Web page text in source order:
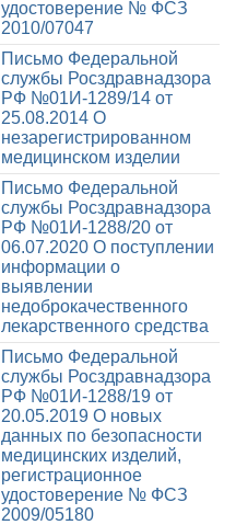
удостоверение № ФСЗ
2010/07047
Письмо Федеральной
службы Росздравнадзора
РФ №01И-1289/14 от
25.08.2014 О
незарегистрированном
медицинском изделии
Письмо Федеральной
службы Росздравнадзора
РФ №01И-1288/20 от
06.07.2020 О поступлении
информации о
выявлении
недоброкачественного
лекарственного средства
Письмо Федеральной
службы Росздравнадзора
РФ №01И-1288/19 от
20.05.2019 О новых
данных по безопасности
медицинских изделий,
регистрационное
удостоверение № ФСЗ
2009/05180